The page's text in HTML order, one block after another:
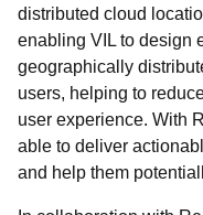
distributed cloud
enabling VIL to design
geographically
users, helping to
user experience. With
able to deliver
and help them